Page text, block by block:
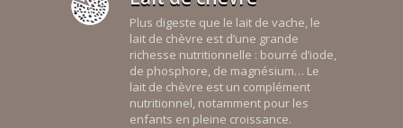
Plus digeste que le lait de vache, le
lait de chèvre est d’une grande
richesse nutritionnelle : bourré d’iode,
de phosphore, de magnésium… Le
lait de chèvre est un complément
nutritionnel, notamment pour les
enfants en pleine croissance.